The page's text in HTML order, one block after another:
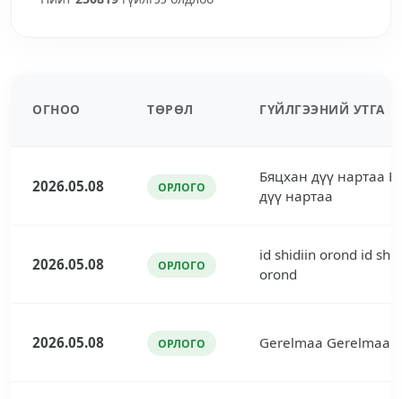
ОГНОО ТӨРӨЛ ГҮЙЛГЭЭНИЙ УТГА
2026.05.08 ОРЛОГО
Бяцхан дүү нартаа
дүү нартаа
2026.05.08 ОРЛОГО
id shidiin orond id
orond
2026.05.08 ОРЛОГО Gerelmaa Gerelmaa